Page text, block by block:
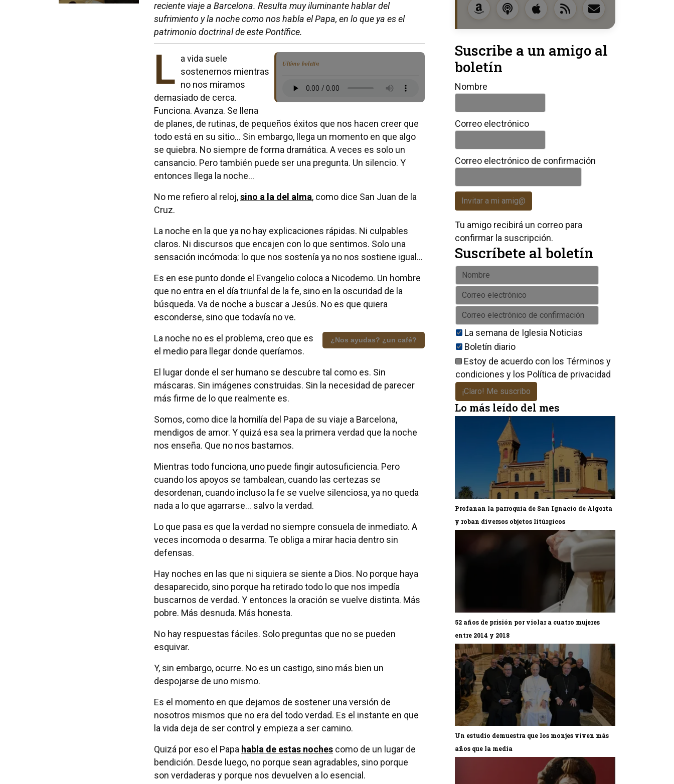
reciente viaje a Barcelona. Resulta muy iluminante hablar del
sufrimiento y la noche como nos habla el Papa, en lo que ya es el
patrimonio doctrinal de este Pontífice.
Último boletín
L a vida suele
sostenernos mientras
no nos miramos
demasiado de cerca.
Funciona. Avanza. Se llena
de planes, de rutinas, de pequeños éxitos que nos hacen creer que
todo está en su sitio… Sin embargo, llega un momento en que algo
se quiebra. No siempre de forma dramática. A veces es solo un
cansancio. Pero también puede ser una pregunta. Un silencio. Y
entonces llega la noche…
No me refiero al reloj,sino a la del alma, como dice San Juan de la
Cruz.
La noche en la que ya no hay explicaciones rápidas. Ni culpables
claros. Ni discursos que encajen con lo que sentimos. Solo una
sensación incómoda: lo que nos sostenía ya no nos sostiene igual…
Es en ese punto donde el Evangelio coloca a Nicodemo. Un hombre
que no entra en el día triunfal de la fe, sino en la oscuridad de la
búsqueda. Va de noche a buscar a Jesús. No es que quiera
esconderse, sino que todavía no ve.
¿Nos ayudas? ¿un café?
La noche no es el problema, creo que es
el medio para llegar donde queríamos.
El lugar donde el ser humano se descubre tal como es. Sin
máscaras. Sin imágenes construidas. Sin la necesidad de parecer
más firme de lo que realmente es.
Somos, como dice la homilía del Papa de su viaje a Barcelona,
mendigos de amor. Y quizá esa sea la primera verdad que la noche
nos enseña. Que no nos bastamos.
Mientras todo funciona, uno puede fingir autosuficiencia. Pero
cuando los apoyos se tambalean, cuando las certezas se
desordenan, cuando incluso la fe se vuelve silenciosa, ya no queda
nada a lo que agarrarse… salvo la verdad.
Lo que pasa es que la verdad no siempre consuela de inmediato. A
veces incomoda o desarma. Te obliga a mirar hacia dentro sin
defensas.
Hay noches en las que ni siquiera se siente a Dios. No porque haya
desaparecido, sino porque ha retirado todo lo que nos impedía
buscarnos de verdad. Y entonces la oración se vuelve distinta. Más
pobre. Más desnuda. Más honesta.
No hay respuestas fáciles. Solo preguntas que no se pueden
esquivar.
Y, sin embargo, ocurre. No es un castigo, sino más bien un
despojarse de uno mismo.
Es el momento en que dejamos de sostener una versión de
nosotros mismos que no era del todo verdad. Es el instante en que
la vida deja de ser control y empieza a ser camino.
Quizá por eso el Papa habla de estas noches como de un lugar de
bendición. Desde luego, no porque sean agradables, sino porque
son verdaderas y porque nos devuelven a lo esencial.
Suscribe a un amigo al
boletín
Nombre
Correo electrónico
Correo electrónico de confirmación
Invitar a mi amig@
Tu amigo recibirá un correo para
confirmar la suscripción.
Suscríbete al boletín
La semana de Iglesia Noticias
Boletín diario
Estoy de acuerdo con los Términos y
condiciones y los Política de privacidad
¡Claro! Me suscribo
Lo más leído del mes
Profanan la parroquia de San Ignacio de Algorta
y roban diversos objetos litúrgicos
52 años de prisión por violar a cuatro mujeres
entre 2014 y 2018
Un estudio demuestra que los monjes viven más
años que la media